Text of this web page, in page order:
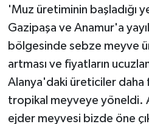
'Muz üretiminin başladığı
Gazipaşa ve Anamur'a
bölgesinde sebze meyve
artması ve fiyatların
Alanya'daki üreticiler daha
tropikal meyveye yöneldi.
ejder meyvesi bizde öne